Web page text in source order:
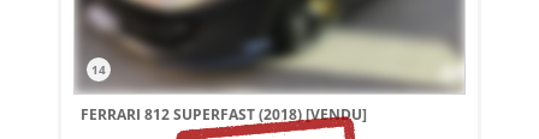
14
FERRARI 812 SUPERFAST (2018)[VENDU]